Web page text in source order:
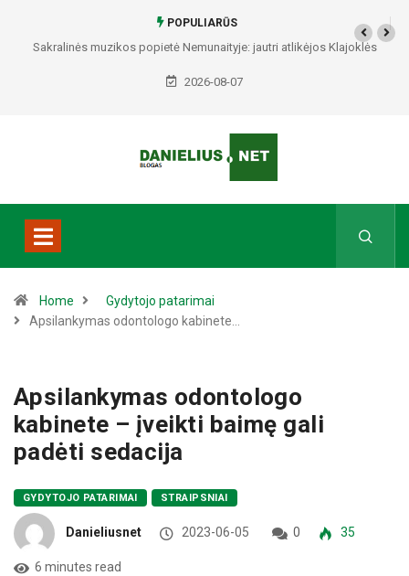
POPULIARŪS
Žolinė Trakuose – trys dienos tradicijų, atlaidų ir Kopūstinės šventės
2026-08-07
Home
Gydytojo patarimai
Apsilankymas odontologo kabinete…
Apsilankymas odontologo
kabinete – įveikti baimę gali
padėti sedacija
GYDYTOJO PATARIMAI STRAIPSNIAI
Danieliusnet 2023-06-05 0 35
6 minutes read